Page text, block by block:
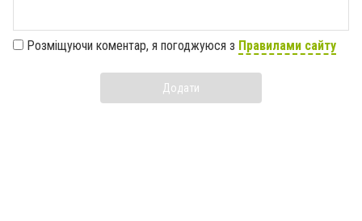
Розміщуючи коментар, я погоджуюся з Правилами сайту
Додати